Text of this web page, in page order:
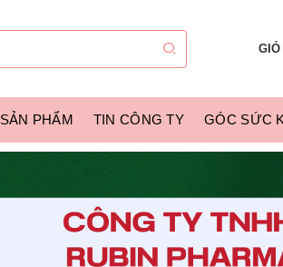
GIỎ
SẢN PHẨM TIN CÔNG TY GÓC SỨC